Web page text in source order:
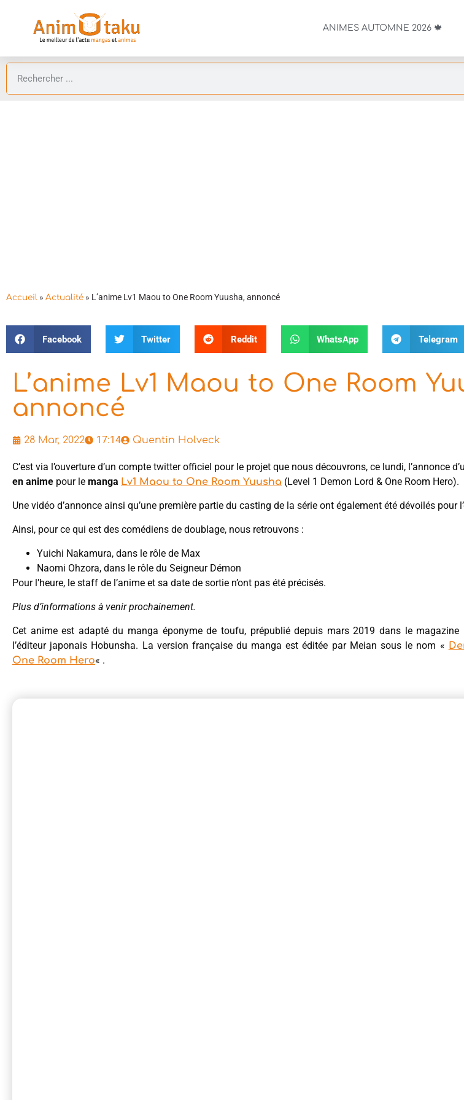
ANIMES AUTOMNE 2026 🍁
Accueil » Actualité » L’anime Lv1 Maou to One Room Yuusha, annoncé
Facebook Twitter Reddit WhatsApp Telegram
L’anime Lv1 Maou to One Room
annoncé
28 Mar, 2022 17:14 Quentin Holveck
C’est via l’ouverture d’un compte twitter officiel pour le projet que nous découvrons, ce lundi, l’annonce
en anime pour le manga Lv1 Maou to One Room Yuusha (Level 1 Demon Lord & One Room Hero).
Une vidéo d’annonce ainsi qu’une première partie du casting de la série ont également été dévoilés pour
Ainsi, pour ce qui est des comédiens de doublage, nous retrouvons :
Yuichi Nakamura, dans le rôle de Max
Naomi Ohzora, dans le rôle du Seigneur Démon
Pour l’heure, le staff de l’anime et sa date de sortie n’ont pas été précisés.
Plus d’informations à venir prochainement.
Cet anime est adapté du manga éponyme de toufu, prépublié depuis mars 2019 dans le magazine
l’éditeur japonais Hobunsha. La version française du manga est éditée par Meian sous le nom «
One Room Hero« .